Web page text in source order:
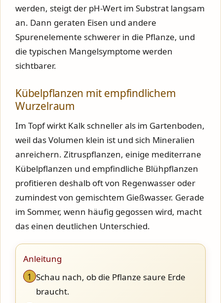
werden, steigt der pH-Wert im Substrat langsam
an. Dann geraten Eisen und andere
Spurenelemente schwerer in die Pflanze, und
die typischen Mangelsymptome werden
sichtbarer.
Kübelpflanzen mit empfindlichem
Wurzelraum
Im Topf wirkt Kalk schneller als im Gartenboden,
weil das Volumen klein ist und sich Mineralien
anreichern. Zitruspflanzen, einige mediterrane
Kübelpflanzen und empfindliche Blühpflanzen
profitieren deshalb oft von Regenwasser oder
zumindest von gemischtem Gießwasser. Gerade
im Sommer, wenn häufig gegossen wird, macht
das einen deutlichen Unterschied.
Anleitung
1 Schau nach, ob die Pflanze saure Erde
braucht.